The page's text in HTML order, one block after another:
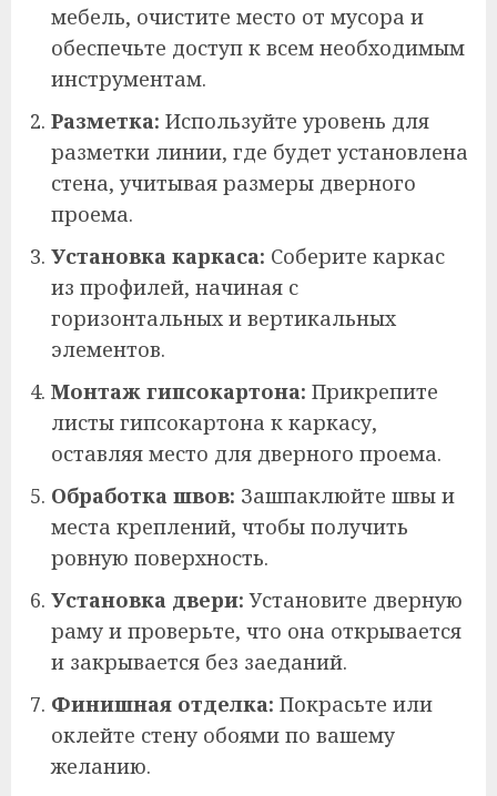
мебель, очистите место от мусора и
обеспечьте доступ к всем необходимым
инструментам.
Разметка: Используйте уровень для
разметки линии, где будет установлена
стена, учитывая размеры дверного
проема.
Установка каркаса: Соберите каркас
из профилей, начиная с
горизонтальных и вертикальных
элементов.
Монтаж гипсокартона: Прикрепите
листы гипсокартона к каркасу,
оставляя место для дверного проема.
Обработка швов: Зашпаклюйте швы и
места креплений, чтобы получить
ровную поверхность.
Установка двери: Установите дверную
раму и проверьте, что она открывается
и закрывается без заеданий.
Финишная отделка: Покрасьте или
оклейте стену обоями по вашему
желанию.